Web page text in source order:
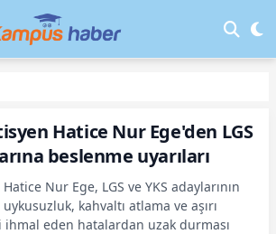
Hatice Nur Ege'den LGS
beslenme uyarıları
Nur Ege, LGS ve YKS adaylarının
uykusuzluk, kahvaltı atlama ve aşırı
eden hatalardan uzak durması